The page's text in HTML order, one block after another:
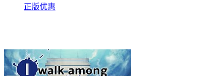
正版优惠